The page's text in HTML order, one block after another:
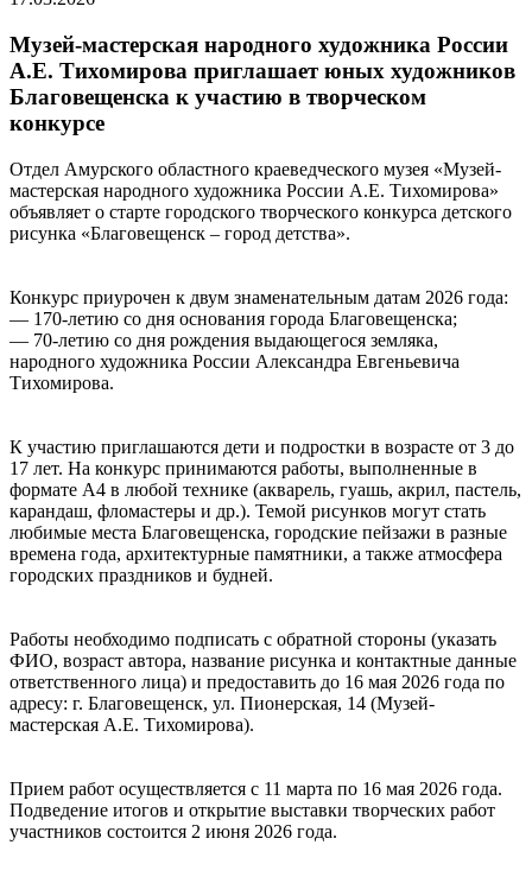
Музей-мастерская народного художника России
А.Е. Тихомирова приглашает юных художников
Благовещенска к участию в творческом
конкурсе
Отдел Амурского областного краеведческого музея «Музей-
мастерская народного художника России А.Е. Тихомирова»
объявляет о старте городского творческого конкурса детского
рисунка «Благовещенск – город детства».
Конкурс приурочен к двум знаменательным датам 2026 года:
— 170-летию со дня основания города Благовещенска;
— 70-летию со дня рождения выдающегося земляка,
народного художника России Александра Евгеньевича
Тихомирова.
К участию приглашаются дети и подростки в возрасте от 3 до
17 лет. На конкурс принимаются работы, выполненные в
формате А4 в любой технике (акварель, гуашь, акрил, пастель,
карандаш, фломастеры и др.). Темой рисунков могут стать
любимые места Благовещенска, городские пейзажи в разные
времена года, архитектурные памятники, а также атмосфера
городских праздников и будней.
Работы необходимо подписать с обратной стороны (указать
ФИО, возраст автора, название рисунка и контактные данные
ответственного лица) и предоставить до 16 мая 2026 года по
адресу: г. Благовещенск, ул. Пионерская, 14 (Музей-
мастерская А.Е. Тихомирова).
Прием работ осуществляется с 11 марта по 16 мая 2026 года.
Подведение итогов и открытие выставки творческих работ
участников состоится 2 июня 2026 года.